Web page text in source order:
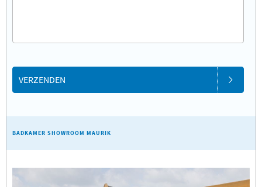
VERZENDEN
BADKAMER SHOWROOM MAURIK